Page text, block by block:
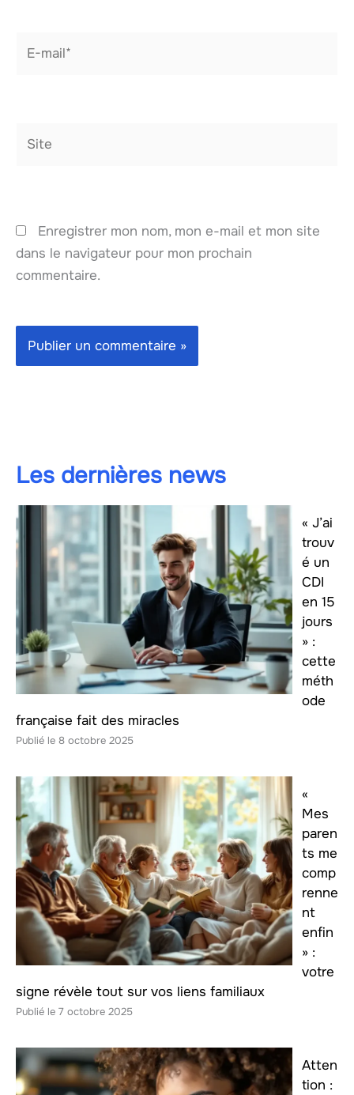
Enregistrer mon nom, mon e-mail et mon site
dans le navigateur pour mon prochain
commentaire.
Les dernières news
« J’ai
trouv
é un
CDI
en 15
jours
» :
cette
méth
ode
française fait des miracles
8 octobre 2025
«
Mes
paren
ts me
comp
renne
nt
enfin
» :
votre
signe révèle tout sur vos liens familiaux
7 octobre 2025
Atten
tion :